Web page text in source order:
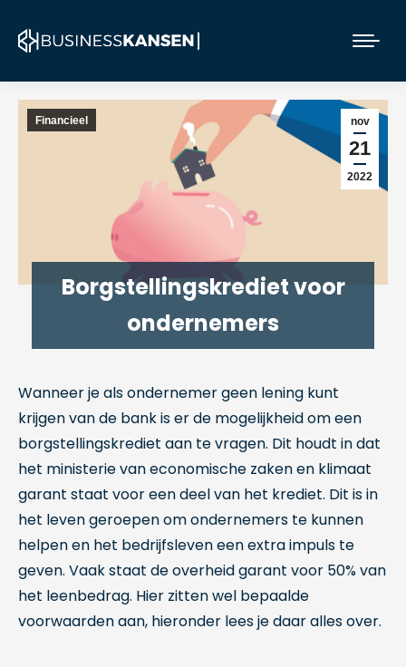
nov
21
2022
Financieel
Borgstellingskrediet voor
ondernemers
Wanneer je als ondernemer geen lening kunt
krijgen van de bank is er de mogelijkheid om een
borgstellingskrediet aan te vragen. Dit houdt in dat
het ministerie van economische zaken en klimaat
garant staat voor een deel van het krediet. Dit is in
het leven geroepen om ondernemers te kunnen
helpen en het bedrijfsleven een extra impuls te
geven. Vaak staat de overheid garant voor 50% van
het leenbedrag. Hier zitten wel bepaalde
voorwaarden aan, hieronder lees je daar alles over.